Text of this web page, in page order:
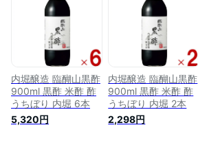
内堀醸造 臨醐山黒酢
900ml 黒酢 米酢 酢
うちぼり 内堀 6本
5,320円
内堀醸造 臨醐山黒酢
900ml 黒酢 米酢 酢
うちぼり 内堀 2本
2,298円